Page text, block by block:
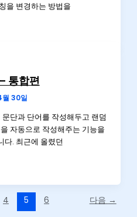
을 변경하는 방법을
통합편
30일
단과 단어를 작성해두고 랜덤
자동으로 작성해주는 기능을
. 최근에 올렸던
4 5 6 다음 →